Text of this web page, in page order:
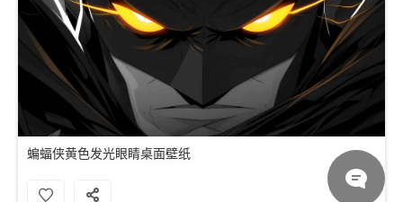
蝙蝠侠黄色发光眼睛桌面壁纸